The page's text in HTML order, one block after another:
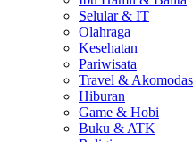
Selular & IT
Olahraga
Kesehatan
Pariwisata
Travel &
Hiburan
Game & Hobi
Buku & ATK